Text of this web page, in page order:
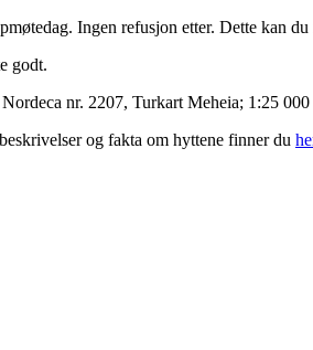
Ingen refusjon etter. Dette kan
godt.
nr. 2207, Turkart Meheia; 1:25
og fakta om hyttene finner du